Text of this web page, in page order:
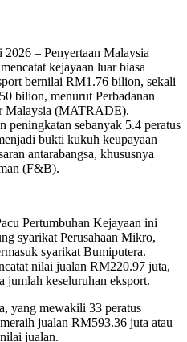
– Penyertaan Malaysia
kejayaan luar biasa
bernilai RM1.76 bilion, sekali
bilion, menurut Perbadanan
Malaysia (MATRADE).
peningkatan sebanyak 5.4 peratus
bukti kukuh keupayaan
antarabangsa, khususnya
(F&B).
Pertumbuhan Kejayaan ini
syarikat Perusahaan Mikro,
syarikat Bumiputera.
nilai jualan RM220.97 juta,
jumlah keseluruhan eksport.
yang mewakili 33 peratus
jualan RM593.36 juta atau
jualan.